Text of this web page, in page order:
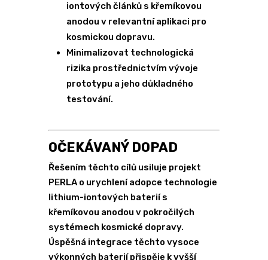
iontových článků s křemíkovou
anodou v relevantní aplikaci pro
kosmickou dopravu.
Minimalizovat technologická
rizika prostřednictvím vývoje
prototypu a jeho důkladného
testování.
OČEKÁVANÝ DOPAD
Řešením těchto cílů usiluje projekt
PERLA o urychlení adopce technologie
lithium-iontových baterií s
křemíkovou anodou v pokročilých
systémech kosmické dopravy.
Úspěšná integrace těchto vysoce
výkonných baterií přispěje k vyšší